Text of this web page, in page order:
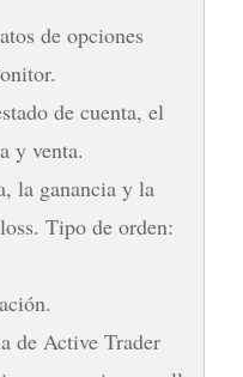
de opciones
de cuenta, el
y venta.
la ganancia y la
Tipo de orden:
de Active Trader